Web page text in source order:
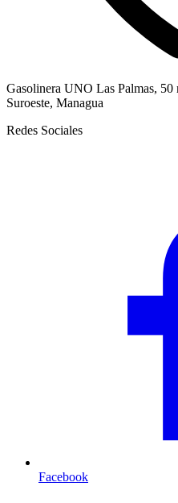
Gasolinera UNO Las Palmas, 50
Suroeste, Managua
Redes Sociales
Facebook